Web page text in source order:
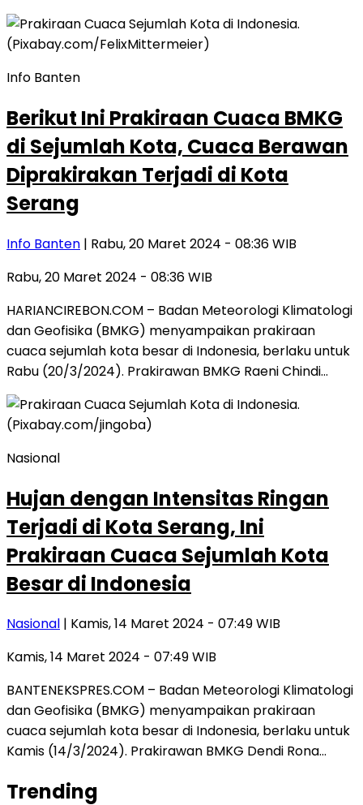
Info Banten
Berikut Ini Prakiraan Cuaca BMKG
di Sejumlah Kota, Cuaca Berawan
Diprakirakan Terjadi di Kota
Serang
Info Banten | Rabu, 20 Maret 2024 - 08:36 WIB
Rabu, 20 Maret 2024 - 08:36 WIB
HARIANCIREBON.COM – Badan Meteorologi Klimatologi
dan Geofisika (BMKG) menyampaikan prakiraan
cuaca sejumlah kota besar di Indonesia, berlaku untuk
Rabu (20/3/2024). Prakirawan BMKG Raeni Chindi…
Nasional
Hujan dengan Intensitas Ringan
Terjadi di Kota Serang, Ini
Prakiraan Cuaca Sejumlah Kota
Besar di Indonesia
Nasional | Kamis, 14 Maret 2024 - 07:49 WIB
Kamis, 14 Maret 2024 - 07:49 WIB
BANTENEKSPRES.COM – Badan Meteorologi Klimatologi
dan Geofisika (BMKG) menyampaikan prakiraan
cuaca sejumlah kota besar di Indonesia, berlaku untuk
Kamis (14/3/2024). Prakirawan BMKG Dendi Rona…
Trending